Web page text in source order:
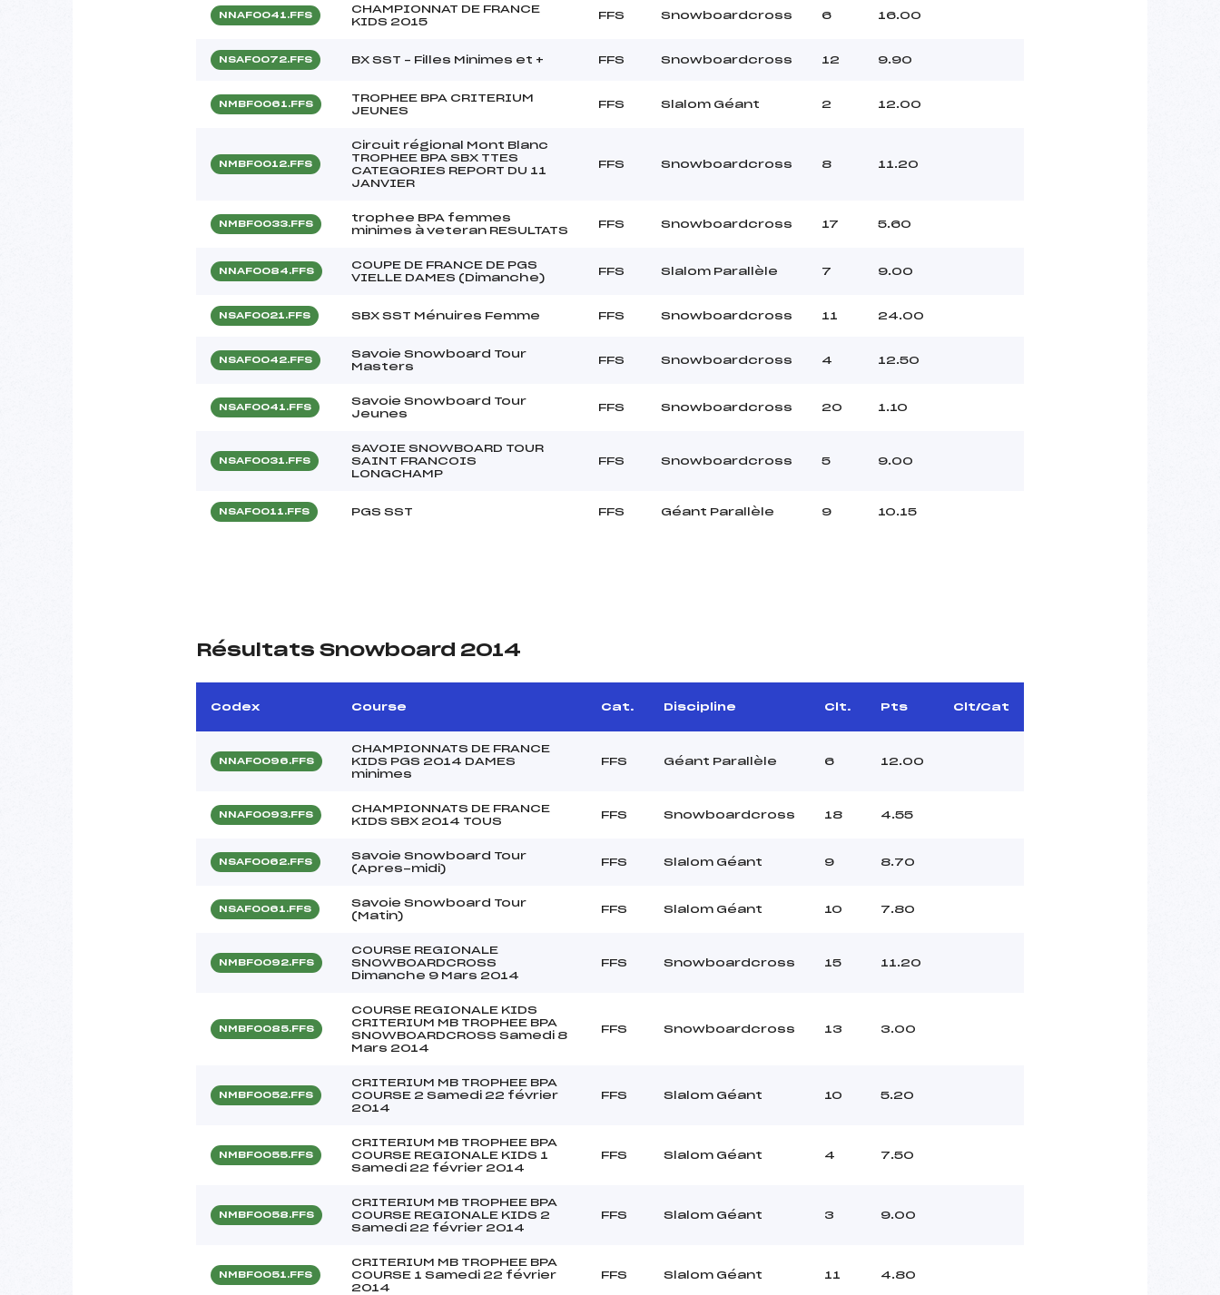
NNAF0041.FFS
CHAMPIONNAT DE FRANCE
KIDS 2015
FFS Snowboardcross 6 16.00
NSAF0072.FFS BX SST – Filles Minimes et + FFS Snowboardcross 12 9.90
NMBF0061.FFS
TROPHEE BPA CRITERIUM
JEUNES
FFS Slalom Géant 2 12.00
NMBF0012.FFS
Circuit régional Mont Blanc
TROPHEE BPA SBX TTES
CATEGORIES REPORT DU 11
JANVIER
FFS Snowboardcross 8 11.20
NMBF0033.FFS
trophee BPA femmes
minimes à veteran RESULTATS
FFS Snowboardcross 17 5.60
NNAF0084.FFS
COUPE DE FRANCE DE PGS
VIELLE DAMES (Dimanche)
FFS Slalom Parallèle 7 9.00
NSAF0021.FFS SBX SST Ménuires Femme FFS Snowboardcross 11 24.00
NSAF0042.FFS
Savoie Snowboard Tour
Masters
FFS Snowboardcross 4 12.50
NSAF0041.FFS
Savoie Snowboard Tour
Jeunes
FFS Snowboardcross 20 1.10
NSAF0031.FFS
SAVOIE SNOWBOARD TOUR
SAINT FRANCOIS
LONGCHAMP
FFS Snowboardcross 5 9.00
NSAF0011.FFS PGS SST FFS Géant Parallèle 9 10.15
Résultats Snowboard 2014
Codex Course Cat. Discipline Clt. Pts Clt/Cat
NNAF0096.FFS
CHAMPIONNATS DE FRANCE
KIDS PGS 2014 DAMES
minimes
FFS Géant Parallèle 6 12.00
NNAF0093.FFS
CHAMPIONNATS DE FRANCE
KIDS SBX 2014 TOUS
FFS Snowboardcross 18 4.55
NSAF0062.FFS
Savoie Snowboard Tour
(Apres-midi)
FFS Slalom Géant 9 8.70
NSAF0061.FFS
Savoie Snowboard Tour
(Matin)
FFS Slalom Géant 10 7.80
NMBF0092.FFS
COURSE REGIONALE
SNOWBOARDCROSS
Dimanche 9 Mars 2014
FFS Snowboardcross 15 11.20
NMBF0085.FFS
COURSE REGIONALE KIDS
CRITERIUM MB TROPHEE BPA
SNOWBOARDCROSS Samedi 8
Mars 2014
FFS Snowboardcross 13 3.00
NMBF0052.FFS
CRITERIUM MB TROPHEE BPA
COURSE 2 Samedi 22 février
2014
FFS Slalom Géant 10 5.20
NMBF0055.FFS
CRITERIUM MB TROPHEE BPA
COURSE REGIONALE KIDS 1
Samedi 22 février 2014
FFS Slalom Géant 4 7.50
NMBF0058.FFS
CRITERIUM MB TROPHEE BPA
COURSE REGIONALE KIDS 2
Samedi 22 février 2014
FFS Slalom Géant 3 9.00
NMBF0051.FFS
CRITERIUM MB TROPHEE BPA
COURSE 1 Samedi 22 février
2014
FFS Slalom Géant 11 4.80